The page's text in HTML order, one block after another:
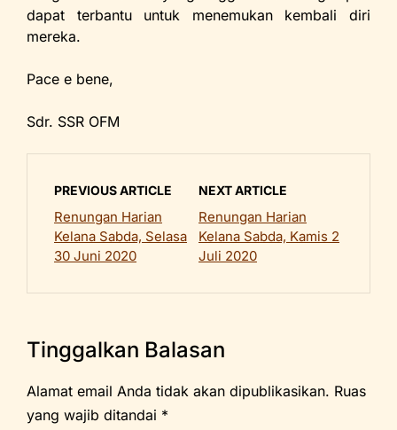
dapat terbantu untuk menemukan kembali diri
mereka.
Pace e bene,
Sdr. SSR OFM
PREVIOUS ARTICLE
Renungan Harian
Kelana Sabda, Selasa
30 Juni 2020
NEXT ARTICLE
Renungan Harian
Kelana Sabda, Kamis 2
Juli 2020
Tinggalkan Balasan
Alamat email Anda tidak akan dipublikasikan. Ruas
yang wajib ditandai *